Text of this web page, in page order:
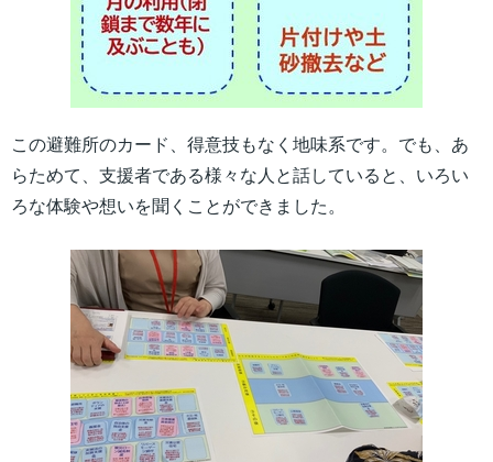
この避難所のカード、得意技もなく地味系です。でも、あ
らためて、支援者である様々な人と話していると、いろい
ろな体験や想いを聞くことができました。